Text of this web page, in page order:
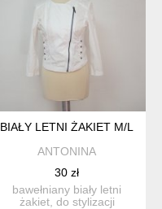
BIAŁY LETNI ŻAKIET M/L
ANTONINA
30 zł
bawełniany biały letni
żakiet, do stylizacji